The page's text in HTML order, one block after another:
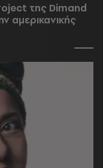
της Dimand
αμερικανικής